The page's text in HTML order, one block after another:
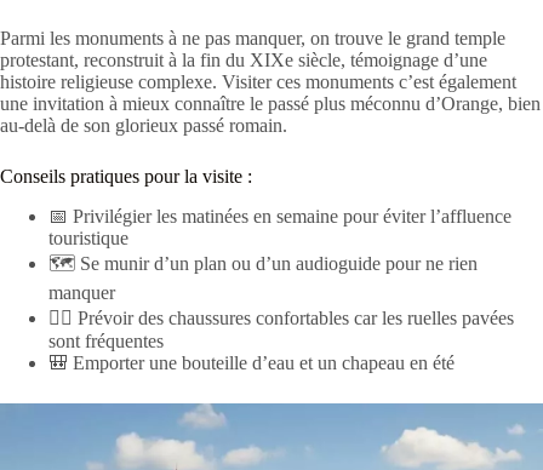
Parmi les monuments à ne pas manquer, on trouve le grand temple
protestant, reconstruit à la fin du XIXe siècle, témoignage d’une
histoire religieuse complexe. Visiter ces monuments c’est également
une invitation à mieux connaître le passé plus méconnu d’Orange, bien
au-delà de son glorieux passé romain.
Conseils pratiques pour la visite :
📅 Privilégier les matinées en semaine pour éviter l’affluence
touristique
🗺️ Se munir d’un plan ou d’un audioguide pour ne rien
manquer
🚶‍♂️ Prévoir des chaussures confortables car les ruelles pavées
sont fréquentes
🎒 Emporter une bouteille d’eau et un chapeau en été